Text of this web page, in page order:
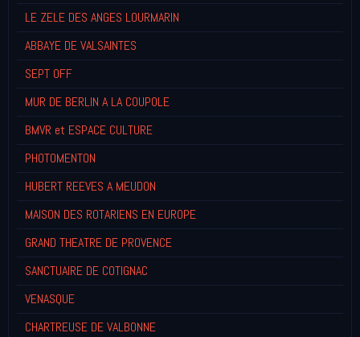
LE ZELE DES ANGES LOURMARIN
ABBAYE DE VALSAINTES
SEPT OFF
MUR DE BERLIN A LA COUPOLE
BMVR et ESPACE CULTURE
PHOTOMENTON
HUBERT REEVES A MEUDON
MAISON DES ROTARIENS EN EUROPE
GRAND THEATRE DE PROVENCE
SANCTUAIRE DE COTIGNAC
VENASQUE
CHARTREUSE DE VALBONNE